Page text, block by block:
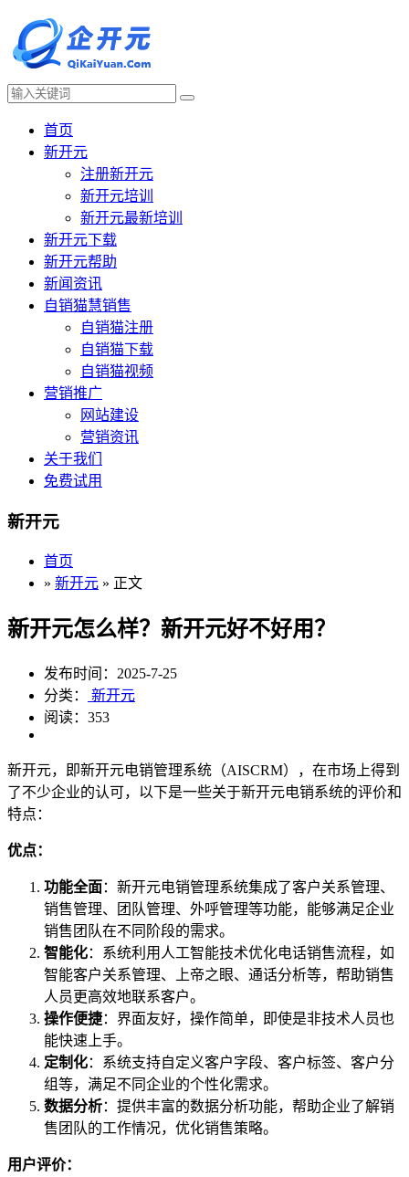
首页
新开元
注册新开元
新开元培训
新开元最新培训
新开元下载
新开元帮助
新闻资讯
自销猫慧销售
自销猫注册
自销猫下载
自销猫视频
营销推广
网站建设
营销资讯
关于我们
免费试用
新开元
首页
» 新开元 » 正文
新开元怎么样？新开元好不好用？
发布时间：2025-7-25
分类：
新开元
阅读：353
新开元，即新开元电销管理系统（AISCRM），在市场上得到
了不少企业的认可，以下是一些关于新开元电销系统的评价和
特点：
优点：
功能全面：新开元电销管理系统集成了客户关系管理、
销售管理、团队管理、外呼管理等功能，能够满足企业
销售团队在不同阶段的需求。
智能化：系统利用人工智能技术优化电话销售流程，如
智能客户关系管理、上帝之眼、通话分析等，帮助销售
人员更高效地联系客户。
操作便捷：界面友好，操作简单，即使是非技术人员也
能快速上手。
定制化：系统支持自定义客户字段、客户标签、客户分
组等，满足不同企业的个性化需求。
数据分析：提供丰富的数据分析功能，帮助企业了解销
售团队的工作情况，优化销售策略。
用户评价：